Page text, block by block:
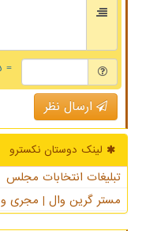
= ۵ بعلاوه ۳
ارسال نظر
لینک دوستان نكسترو
تبلیغات انتخابات مجلس
مستر گرین وال | مجری و